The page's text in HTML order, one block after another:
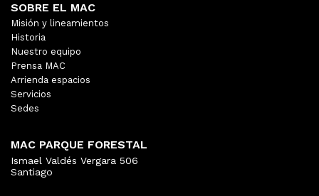
SOBRE EL MAC
Misión y lineamientos
Historia
Nuestro equipo
Prensa MAC
Arrienda espacios
Servicios
Sedes
MAC PARQUE FORESTAL
Ismael Valdés Vergara 506
Santiago